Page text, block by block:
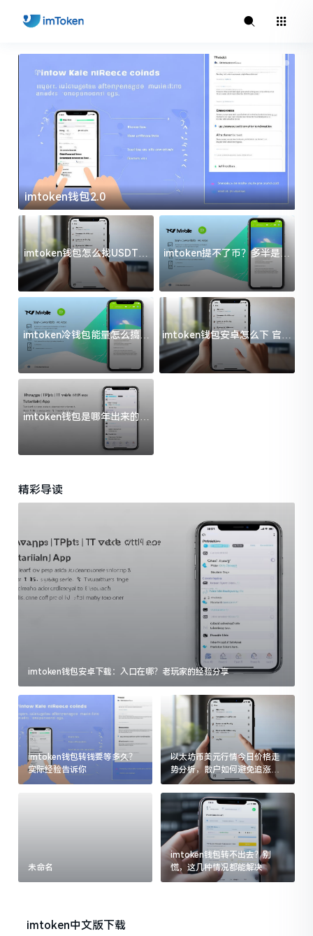
imtoken钱包2.0
imtoken钱包怎么找USDT地
址？三步搞定不踩坑
imtoken提不了币？多半是这
几件事没处理好
imtoken冷钱包能量怎么搞？
过来人告诉你门道
imtoken钱包安卓怎么下 官方
渠道避坑指南
imtoken钱包是哪年出来的？
一文给你说清楚
精彩导读
imtoken钱包安卓下载：入口在哪？老玩家的经验分享
imtoken钱包转钱要等多久？
实际经验告诉你
以太坊币美元行情今日价格走
势分析，散户如何避免追涨杀
跌被套牢
未命名
imtoken钱包转不出去？别
慌，这几种情况都能解决
imtoken中文版下载